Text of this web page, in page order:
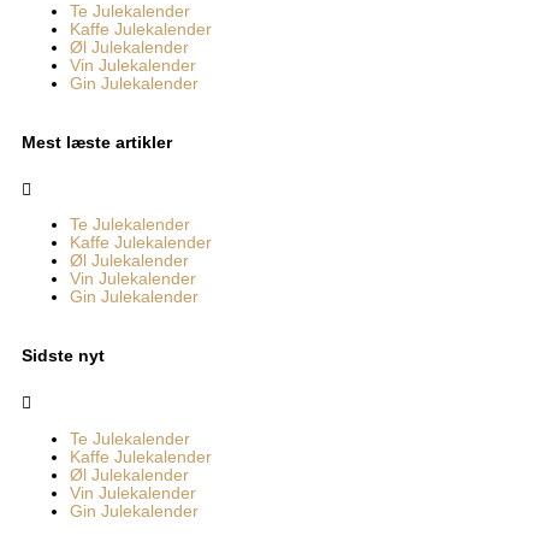
Te Julekalender
Kaffe Julekalender
Øl Julekalender
Vin Julekalender
Gin Julekalender
Mest læste artikler
Menu
Te Julekalender
Kaffe Julekalender
Øl Julekalender
Vin Julekalender
Gin Julekalender
Sidste nyt
Menu
Te Julekalender
Kaffe Julekalender
Øl Julekalender
Vin Julekalender
Gin Julekalender